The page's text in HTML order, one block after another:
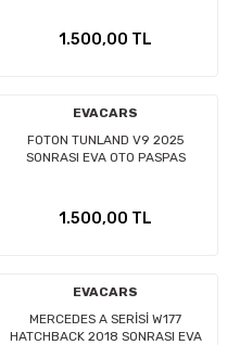
1.500,00 TL
EVACARS
FOTON TUNLAND V9 2025
SONRASI EVA OTO PASPAS
1.500,00 TL
EVACARS
MERCEDES A SERİSİ W177
HATCHBACK 2018 SONRASI EVA